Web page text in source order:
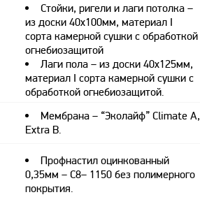
Стойки, ригели и лаги потолка –
из доски 40х100мм, материал I
сорта камерной сушки с обработкой
огнебиозащитой
Лаги пола – из доски 40х125мм,
материал I сорта камерной сушки с
обработкой огнебиозащитой.
Мембрана – “Эколайф” Climate A,
Extra B.
Профнастил оцинкованный
0,35мм – С8– 1150 без полимерного
покрытия.